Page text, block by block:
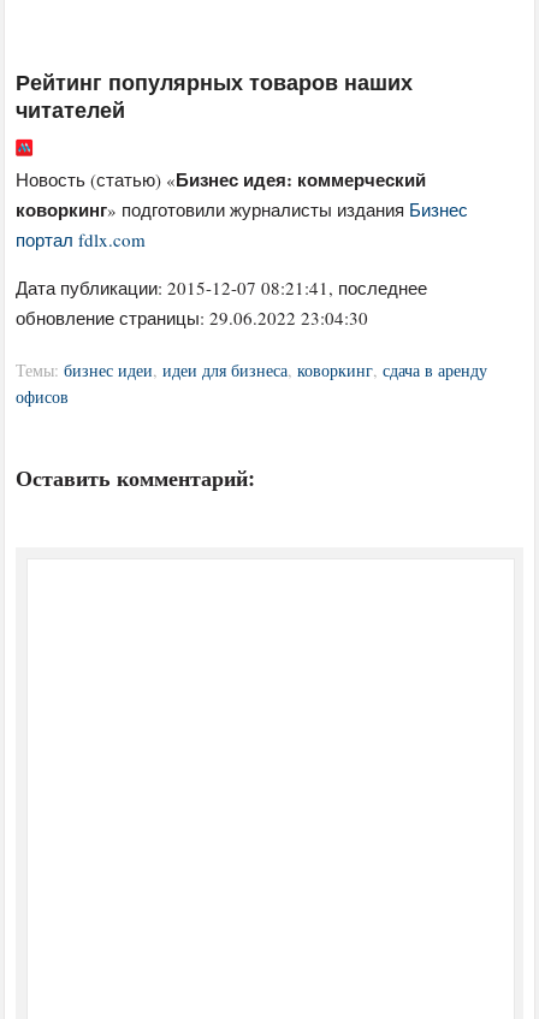
Рейтинг популярных товаров наших
читателей
Новость (статью) «Бизнес идея: коммерческий
коворкинг» подготовили журналисты издания Бизнес
портал fdlx.com
Дата публикации:2015-12-07 08:21:41, последнее
обновление страницы: 29.06.2022 23:04:30
Темы:бизнес идеи,идеи для бизнеса,коворкинг,сдача в аренду
офисов
Оставить комментарий: